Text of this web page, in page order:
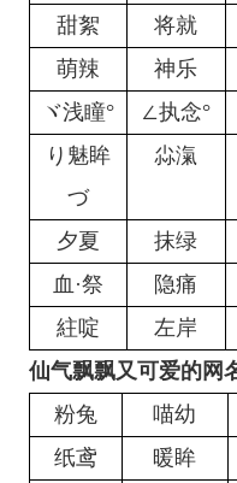
甜絮
将就
萌辣
神乐
ヾ浅瞳°
∠执念°
り魅眸
づ
尛滊
夕夏 抹绿
血·祭
隐痛
紸啶
左岸
仙气飘飘又可爱的网
粉兔
喵幼
纸鸢
暖眸